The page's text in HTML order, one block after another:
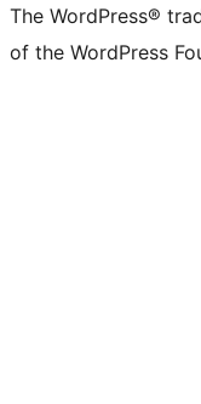
The WordPress®
of the WordPress